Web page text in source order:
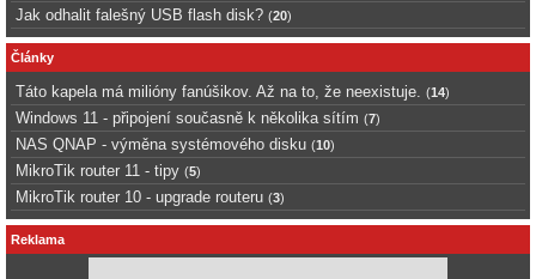
Jak odhalit falešný USB flash disk? (20)
Články
Táto kapela má milióny fanúšikov. Až na to, že neexistuje. (14)
Windows 11 - připojení současně k několika sítím (7)
NAS QNAP - výměna systémového disku (10)
MikroTik router 11 - tipy (5)
MikroTik router 10 - upgrade routeru (3)
Reklama